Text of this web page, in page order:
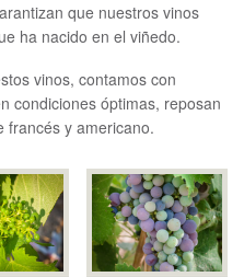
que nuestros vinos
ha nacido en el viñedo.
vinos, contamos con
condiciones óptimas, reposan
francés y americano.